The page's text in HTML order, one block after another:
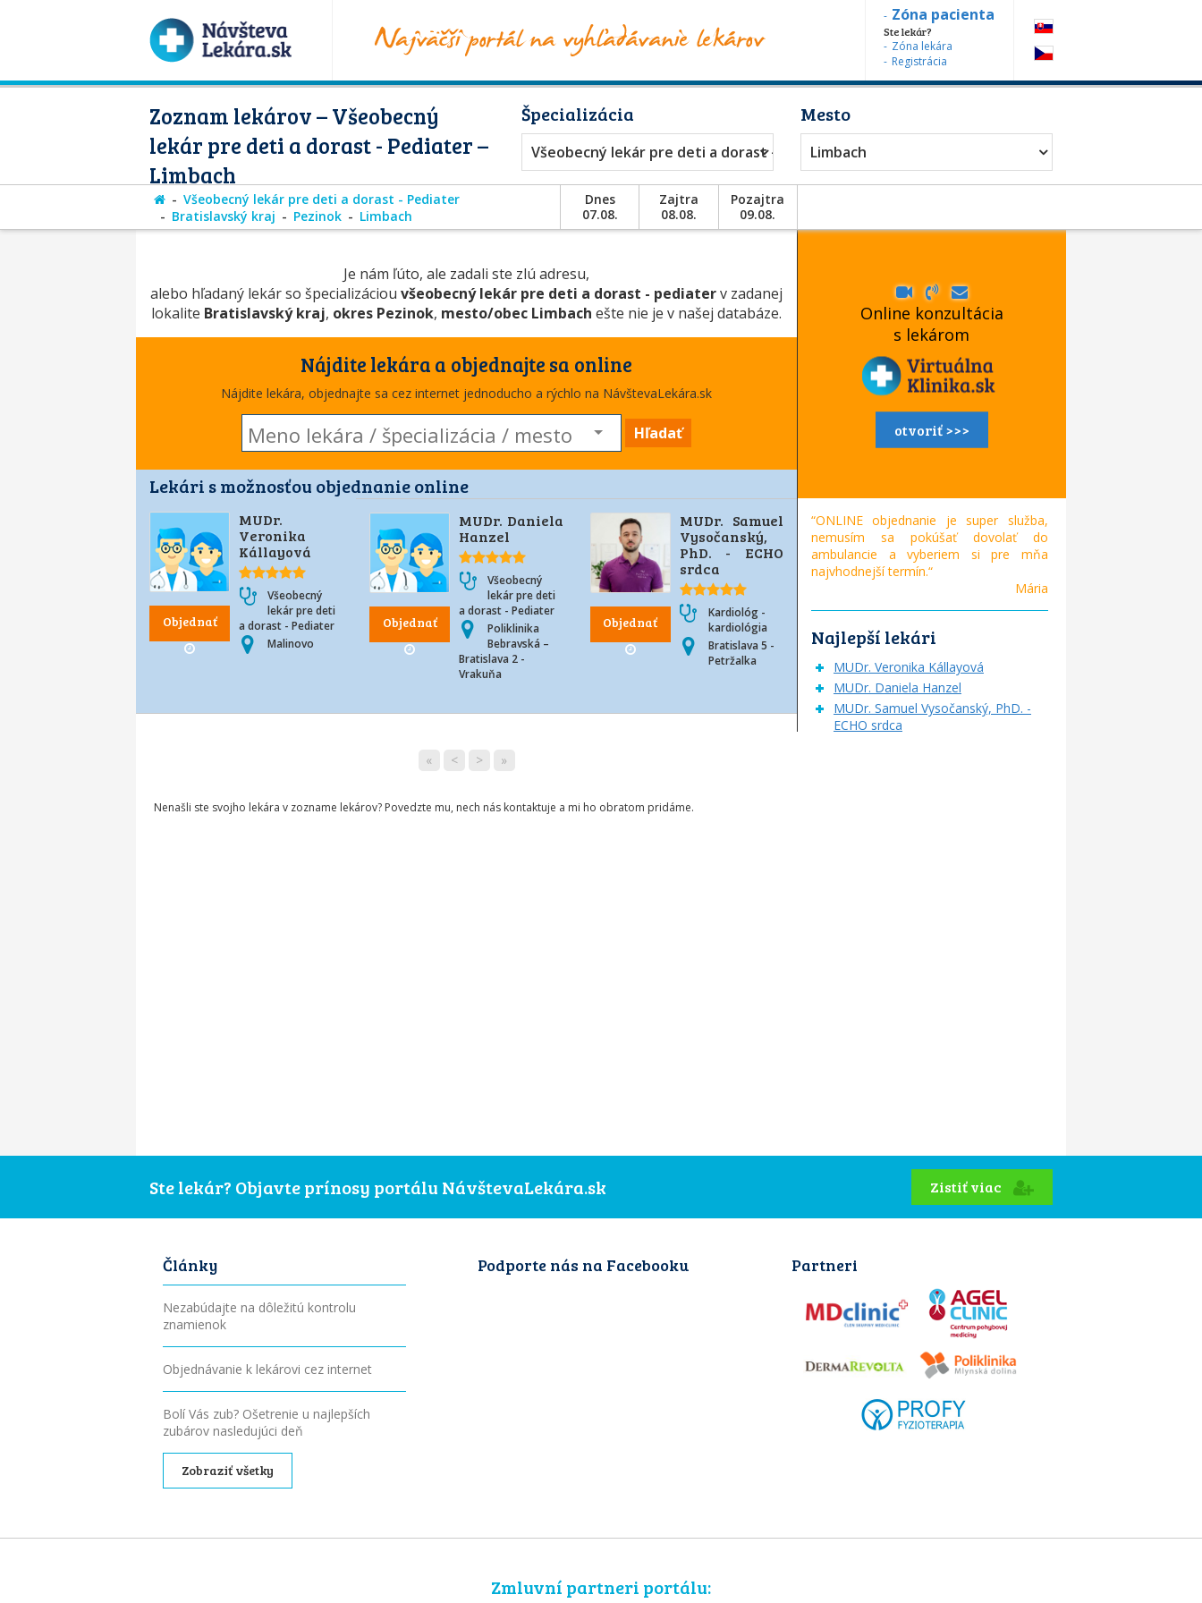
Zóna pacienta
Ste lekár?
Zóna lekára
Registrácia
Zoznam lekárov – Všeobecný
lekár pre deti a dorast - Pediater –
Limbach
Špecializácia
Všeobecný lekár pre deti a dorast - Pediater
Mesto
Limbach
Všeobecný lekár pre deti a dorast - Pediater
Bratislavský kraj
Pezinok Limbach
Dnes
07.08.
Zajtra
08.08.
Pozajtra
09.08.
Je nám ľúto, ale zadali ste zlú adresu,
alebo hľadaný lekár so špecializáciou všeobecný lekár pre deti a dorast - pediaterv zadanej
lokalite Bratislavský kraj, okres Pezinok, mesto/obec Limbach ešte nie je v našej databáze.
Nájdite lekára a objednajte sa online
Nájdite lekára, objednajte sa cez internet jednoducho a rýchlo na NávštevaLekára.sk
Hľadať
Lekári s možnosťou objednanie online
Objednať
MUDr.
Veronika
Kállayová
Všeobecný
lekár pre deti
a dorast - Pediater
Malinovo
Objednať
MUDr. Daniela
Hanzel
Všeobecný
lekár pre deti
a dorast - Pediater
Poliklinika
Bebravská –
Bratislava 2 -
Vrakuňa
Objednať
MUDr. Samuel
Vysočanský,
PhD. - ECHO
srdca
Kardiológ -
kardiológia
Bratislava 5 -
Petržalka
« < > »
Nenašli ste svojho lekára v zozname lekárov? Povedzte mu, nech nás kontaktuje a mi ho obratom pridáme.
Online konzultácia
s lekárom
otvoriť >>>
“ONLINE objednanie je super služba,
nemusím sa pokúšať dovolať do
ambulancie a vyberiem si pre mňa
najvhodnejší termín.“
Mária
Najlepší lekári
MUDr. Veronika Kállayová
MUDr. Daniela Hanzel
MUDr. Samuel Vysočanský, PhD. -
ECHO srdca
Ste lekár? Objavte prínosy portálu NávštevaLekára.sk Zistiť viac
Články
Nezabúdajte na dôležitú kontrolu
znamienok
Objednávanie k lekárovi cez internet
Bolí Vás zub? Ošetrenie u najlepších
zubárov nasledujúci deň
Zobraziť všetky
Podporte nás na Facebooku Partneri
Zmluvní partneri portálu: